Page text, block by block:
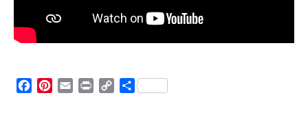
Facebook
Pinterest
Email Print
CopyPartager